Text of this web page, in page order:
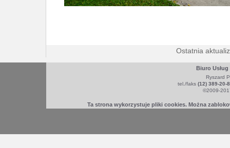
Ostatnia
Biuro
Ryszard
tel./faks (12) 389-20-
©2009-
Ta strona wykorzystuje pliki cookies. Można